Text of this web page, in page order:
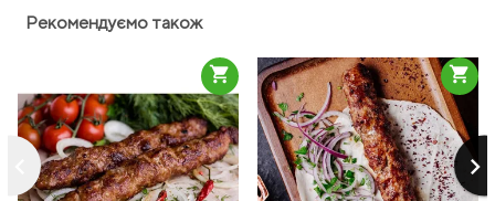
Рекомендуємо також
keyboard_arrow_right
shopping_cart shopping_cart